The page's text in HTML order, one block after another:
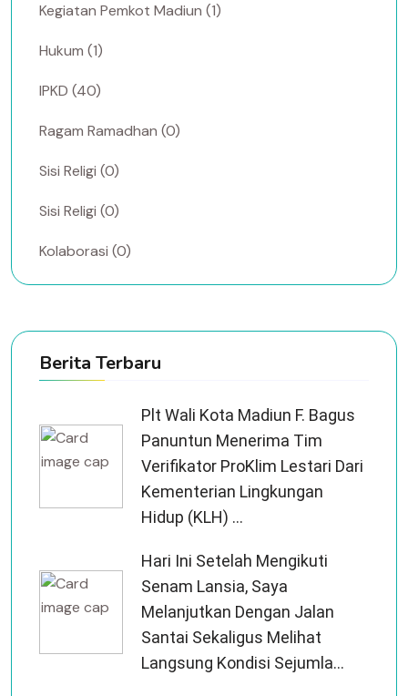
Kegiatan Pemkot Madiun (1)
Hukum (1)
IPKD (40)
Ragam Ramadhan (0)
Sisi Religi (0)
Sisi Religi (0)
Kolaborasi (0)
Berita Terbaru
Plt Wali Kota Madiun F. Bagus
Panuntun Menerima Tim
Verifikator ProKlim Lestari Dari
Kementerian Lingkungan
Hidup (KLH) ...
Hari Ini Setelah Mengikuti
Senam Lansia, Saya
Melanjutkan Dengan Jalan
Santai Sekaligus Melihat
Langsung Kondisi Sejumla...